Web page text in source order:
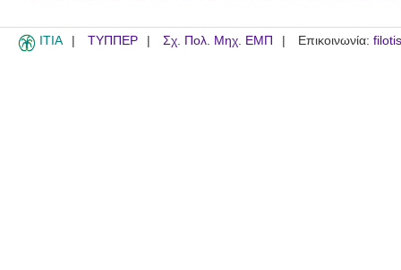
ITIA ΤΥΠΠΕΡ Σχ. Πολ. Μηχ. ΕΜΠ Επικοινωνία: